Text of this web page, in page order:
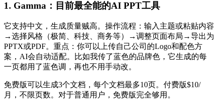
1. Gamma ：目前最全能的AI PPT工具
它支持中文，生成质量贼高。操作流程：输入主题或粘贴内容
→选择风格（极简、科技、商务等）→调整页面布局→导出为
PPTX或PDF。重点：你可以上传自己公司的Logo和配色方
案，AI会自动适配。比如我传了蓝色的品牌色，它生成的每
一页都用了蓝色调，再也不用手动改。
免费版可以生成3个文档，每个文档最多10页。付费版$10/
月，不限页数。对于普通用户，免费版完全够用。